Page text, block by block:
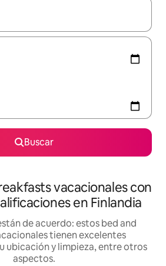
estén disponibles, navega con las
Buscar
vacacionales con
en Finlandia
de acuerdo: estos bed and
tienen excelentes
ubicación y limpieza, entre otros
aspectos.